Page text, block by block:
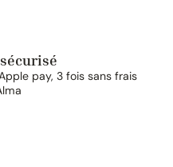
pay, 3 fois sans frais